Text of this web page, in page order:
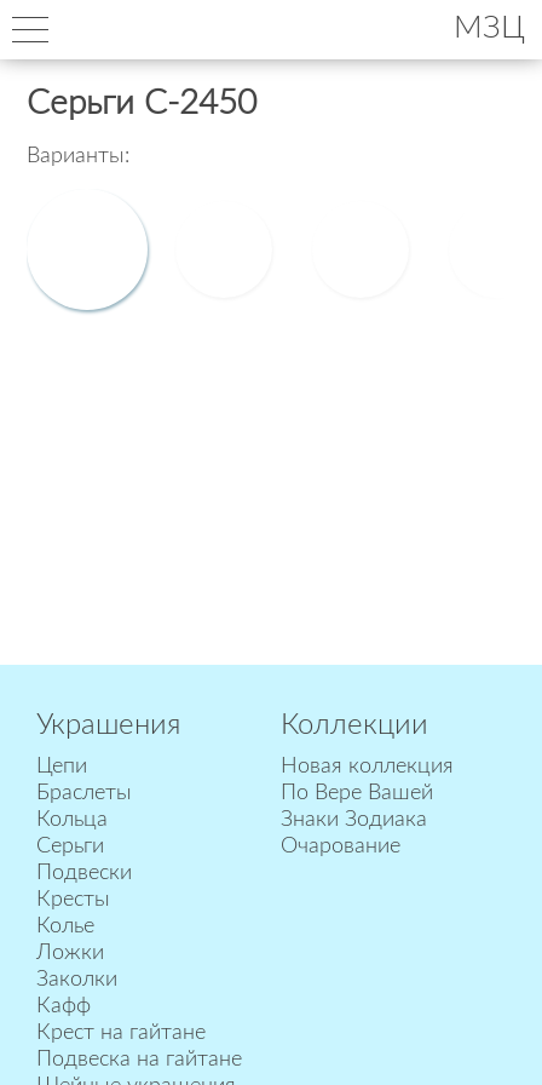
МЗЦ
Серьги С-2450
Варианты:
Украшения
Цепи
Браслеты
Кольца
Серьги
Подвески
Кресты
Колье
Ложки
Заколки
Кафф
Крест на гайтане
Подвеска на гайтане
Коллекции
Новая коллекция
По Вере Вашей
Знаки Зодиака
Очарование